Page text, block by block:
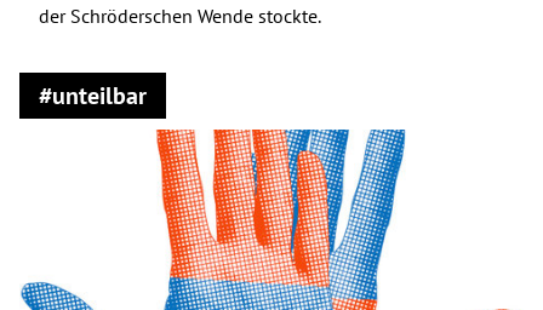
der Schröderschen Wende stockte.
#unteilbar